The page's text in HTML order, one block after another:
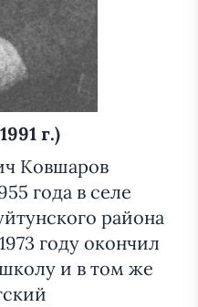
г.)
Ковшаров
года в селе
района
году окончил
и в том же